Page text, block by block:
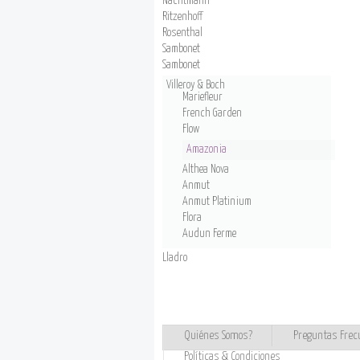
Ritzenhoff
Rosenthal
Sambonet
Sambonet
Villeroy & Boch
Mariefleur
French Garden
Flow
Amazonia
Althea Nova
Anmut
Anmut Platinium
Flora
Audun Ferme
Lladro
Quiénes Somos? Preguntas
Políticas & Condiciones